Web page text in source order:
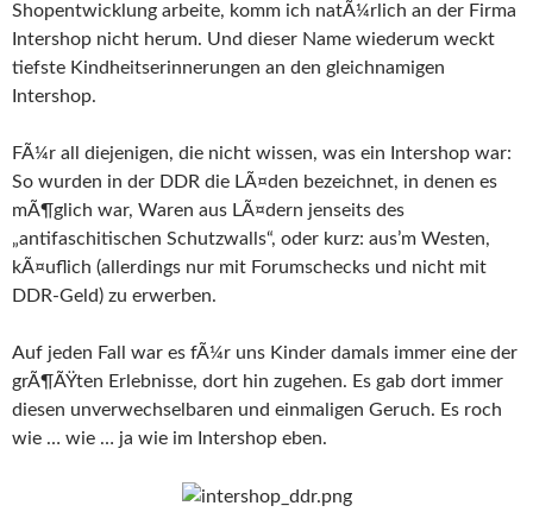
Shopentwicklung arbeite, komm ich natÃ¼rlich an der Firma
Intershop nicht herum. Und dieser Name wiederum weckt
tiefste Kindheitserinnerungen an den gleichnamigen
Intershop.
FÃ¼r all diejenigen, die nicht wissen, was ein Intershop war:
So wurden in der DDR die LÃ¤den bezeichnet, in denen es
mÃ¶glich war, Waren aus LÃ¤dern jenseits des
„antifaschitischen Schutzwalls“, oder kurz: aus’m Westen,
kÃ¤uflich (allerdings nur mit Forumschecks und nicht mit
DDR-Geld) zu erwerben.
Auf jeden Fall war es fÃ¼r uns Kinder damals immer eine der
grÃ¶ÃŸten Erlebnisse, dort hin zugehen. Es gab dort immer
diesen unverwechselbaren und einmaligen Geruch. Es roch
wie … wie … ja wie im Intershop eben.